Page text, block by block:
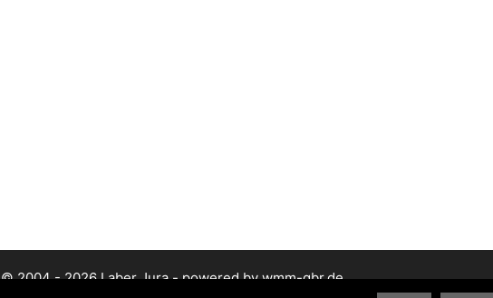
© 2004 - 2026 Laber Jura - powered by wmm-gbr.de